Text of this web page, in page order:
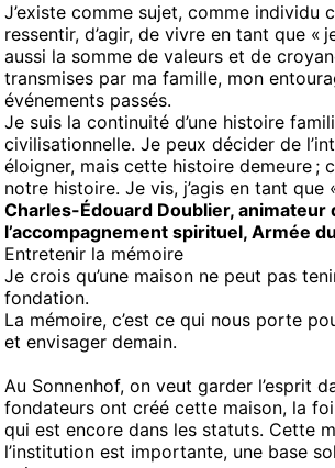
J’existe comme sujet, comme individu
ressentir, d’agir, de vivre en tant que «
aussi la somme de valeurs et de
transmises par ma famille, mon
événements passés.
Je suis la continuité d’une histoire
civilisationnelle. Je peux décider de
éloigner, mais cette histoire demeure ;
notre histoire. Je vis, j’agis en tant que
Charles-Édouard Doublier, animateur
l’accompagnement spirituel, Armée
Entretenir la mémoire
Je crois qu’une maison ne peut pas
fondation.
La mémoire, c’est ce qui nous porte
et envisager demain.
Au Sonnenhof, on veut garder l’esprit
fondateurs ont créé cette maison, la
qui est encore dans les statuts. Cette
l’institution est importante, une base